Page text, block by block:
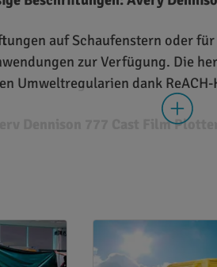
auf Schaufenstern oder
zur Verfügung. Die
Umweltregularien dank
Dennison 777 Cast Film
herausragende Schneid-,
bei der Produktion 1,6 Liter
Aufgrund seiner sehr